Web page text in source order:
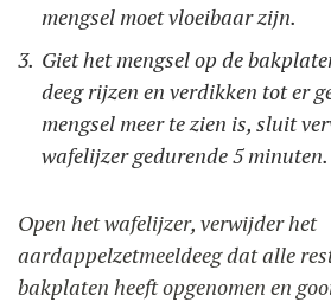
mengsel moet vloeibaar zijn.
Giet het mengsel op de
deeg rijzen en verdikken tot er
mengsel meer te zien is, sluit
wafelijzer gedurende 5 minuten.
Open het wafelijzer, verwijder het
aardappelzetmeeldeeg dat alle
bakplaten heeft opgenomen en